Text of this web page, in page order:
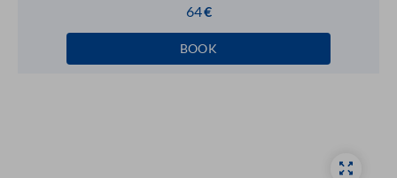
64€
BOOK